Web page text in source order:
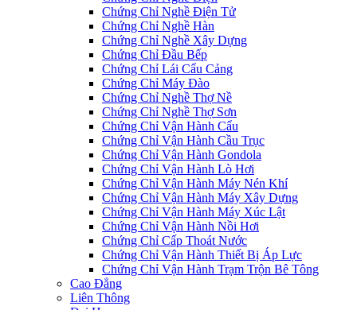
Chứng Chỉ Nghề Điện Tử
Chứng Chỉ Nghề Hàn
Chứng Chỉ Nghề Xây Dựng
Chứng Chỉ Đầu Bếp
Chứng Chỉ Lái Cẩu Cảng
Chứng Chỉ Máy Đào
Chứng Chỉ Nghề Thợ Nề
Chứng Chỉ Nghề Thợ Sơn
Chứng Chỉ Vận Hành Cẩu
Chứng Chỉ Vận Hành Cầu Trục
Chứng Chỉ Vận Hành Gondola
Chứng Chỉ Vận Hành Lò Hơi
Chứng Chỉ Vận Hành Máy Nén Khí
Chứng Chỉ Vận Hành Máy Xây Dựng
Chứng Chỉ Vận Hành Máy Xúc Lật
Chứng Chỉ Vận Hành Nồi Hơi
Chứng Chỉ Cấp Thoát Nước
Chứng Chỉ Vận Hành Thiết Bị Áp Lực
Chứng Chỉ Vận Hành Trạm Trộn Bê Tông
Cao Đẳng
Liên Thông